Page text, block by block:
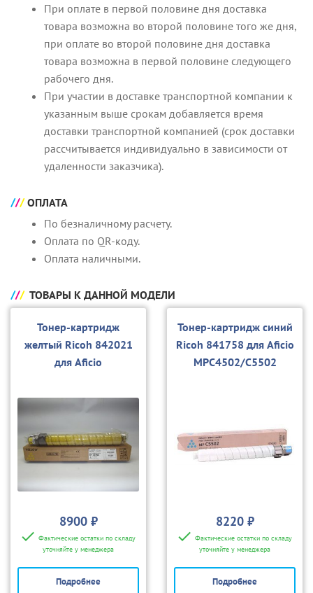
При оплате в первой половине дня доставка
товара возможна во второй половине того же дня,
при оплате во второй половине дня доставка
товара возможна в первой половине следующего
рабочего дня.
При участии в доставке транспортной компании к
указанным выше срокам добавляется время
доставки транспортной компанией (срок доставки
рассчитывается индивидуально в зависимости от
удаленности заказчика).
ОПЛАТА
По безналичному расчету.
Оплата по QR-коду.
Оплата наличными.
ТОВАРЫ К ДАННОЙ МОДЕЛИ
Тонер-картридж
желтый Ricoh 842021
для Aficio
8900 ₽
Фактические остатки по складу
уточняйте у менеджера
Подробнее
Тонер-картридж синий
Ricoh 841758 для Aficio
MPC4502/C5502
8220 ₽
Фактические остатки по складу
уточняйте у менеджера
Подробнее